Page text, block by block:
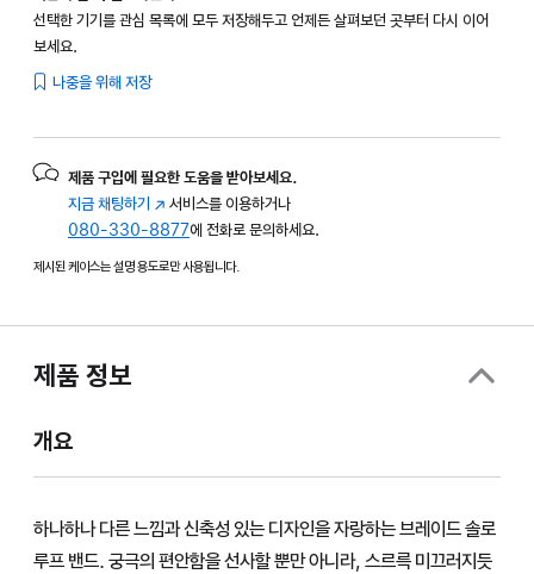
선택한 기기를 관심 목록에 모두 저장해두고 언제든 살펴보던 곳부터 다시 이어
보세요.
나중을 위해 저장
제품 구입에 필요한 도움을 받아보세요.
지금 채팅하기 (새
창에서
열림)
서비스를 이용하거나
080-330-8877에 전화로 문의하세요.
제시된 케이스는 설명 용도로만 사용됩니다.
제품 정보
개요
하나하나 다른 느낌과 신축성 있는 디자인을 자랑하는 브레이드 솔로
루프 밴드. 궁극의 편안함을 선사할 뿐만 아니라, 스르륵 미끄러지듯